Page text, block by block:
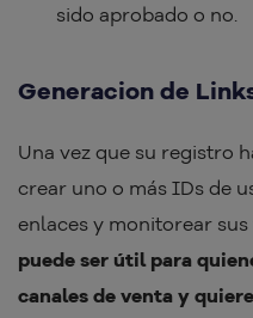
sido aprobado o no.
Generacion de
Una vez que su registro
crear uno o más IDs de
enlaces y monitorear sus
puede ser útil para
canales de venta y